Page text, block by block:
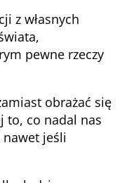
z własnych
pewne rzeczy
obrażać się
to, co nadal nas
nawet jeśli